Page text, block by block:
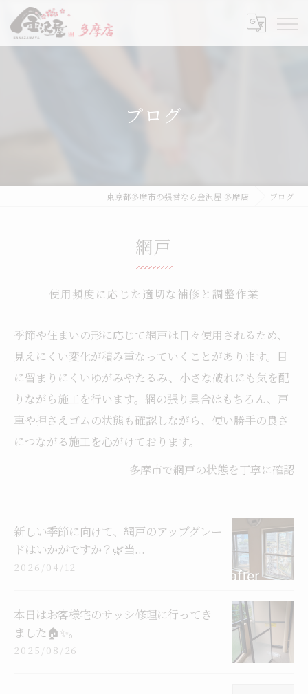
ブログ
東京都多摩市の張替なら金沢屋 多摩店 ブログ
網戸
使用頻度に応じた適切な補修と調整作業
季節や住まいの形に応じて網戸は日々使用されるため、
見えにくい変化が積み重なっていくことがあります。目
に留まりにくいゆがみやたるみ、小さな破れにも気を配
りながら施工を行います。網の張り具合はもちろん、戸
車や押さえゴムの状態も確認しながら、使い勝手の良さ
につながる施工を心がけております。
多摩市で網戸の状態を丁寧に確認
新しい季節に向けて、網戸のアップグレー
ドはいかがですか？🌿当...
2026/04/12
本日はお客様宅のサッシ修理に行ってき
ました🏠✨。
2025/08/26